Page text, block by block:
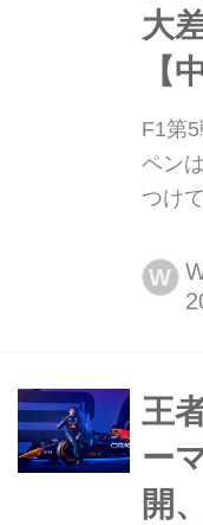
大
【
F1第
ペン
つけ
上海
開催
レッ
た。
セン(
W
王
ー
開